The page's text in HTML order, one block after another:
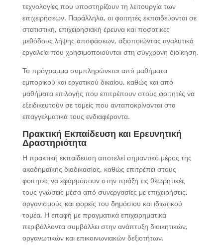
τεχνολογίες που υποστηρίζουν τη λειτουργία των
επιχειρήσεων. Παράλληλα, οι φοιτητές εκπαιδεύονται σε
στατιστική, επιχειρησιακή έρευνα και ποσοτικές
μεθόδους λήψης αποφάσεων, αξιοποιώντας αναλυτικά
εργαλεία που χρησιμοποιούνται στη σύγχρονη διοίκηση.
Το πρόγραμμα συμπληρώνεται από μαθήματα
εμπορικού και εργατικού δικαίου, καθώς και από
μαθήματα επιλογής που επιτρέπουν στους φοιτητές να
εξειδικευτούν σε τομείς που ανταποκρίνονται στα
επαγγελματικά τους ενδιαφέροντα.
Πρακτική Εκπαίδευση και Ερευνητική
Δραστηριότητα
Η πρακτική εκπαίδευση αποτελεί σημαντικό μέρος της
ακαδημαϊκής διαδικασίας, καθώς επιτρέπει στους
φοιτητές να εφαρμόσουν στην πράξη τις θεωρητικές
τους γνώσεις μέσα από συνεργασίες με επιχειρήσεις,
οργανισμούς και φορείς του δημόσιου και ιδιωτικού
τομέα. Η επαφή με πραγματικά επιχειρηματικά
περιβάλλοντα συμβάλλει στην ανάπτυξη διοικητικών,
οργανωτικών και επικοινωνιακών δεξιοτήτων.